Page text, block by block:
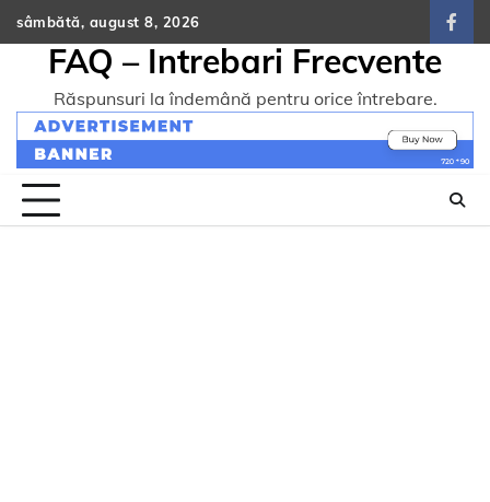
Skip
to
content
sâmbătă, august 8, 2026
FAQ – Intrebari Frecvente
Răspunsuri la îndemână pentru orice întrebare.